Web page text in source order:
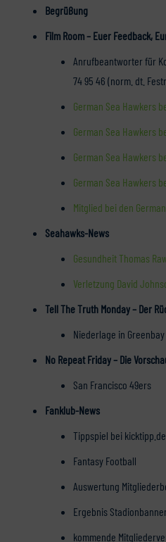
Begrüßung
Film Room – Euer Feedback,
Anrufbeantworter für
74 95 46 (norm. dt.
German Sea Hawkers
German Sea Hawkers
German Sea Hawkers
German Sea Hawkers
Mitglied bei den
Seahawks-News
Gesundheit Thomas
Verletzung David
Tell The Truth Monday – Der
Niederlage in Greenbay
No Repeat Friday – Die
San Francisco 49ers
Fanklub-News
Tippspiel bei kicktipp.de
Fantasy Football
Auswertung
Ergebnis
kommende